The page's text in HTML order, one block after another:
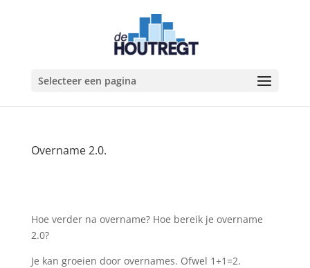
Selecteer een pagina
Overname 2.0.
Hoe verder na overname? Hoe bereik je overname
2.0?
Je kan groeien door overnames. Ofwel 1+1=2.